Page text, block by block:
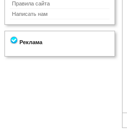
Правила сайта
Написать нам
Реклама